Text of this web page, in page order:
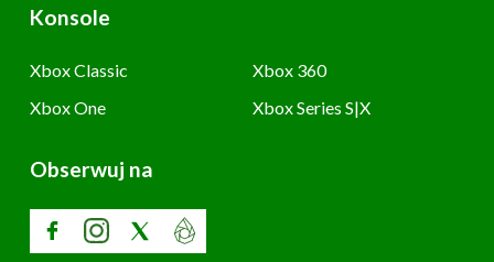
Konsole
Xbox Classic
Xbox 360
Xbox One
Xbox Series S|X
Obserwuj na